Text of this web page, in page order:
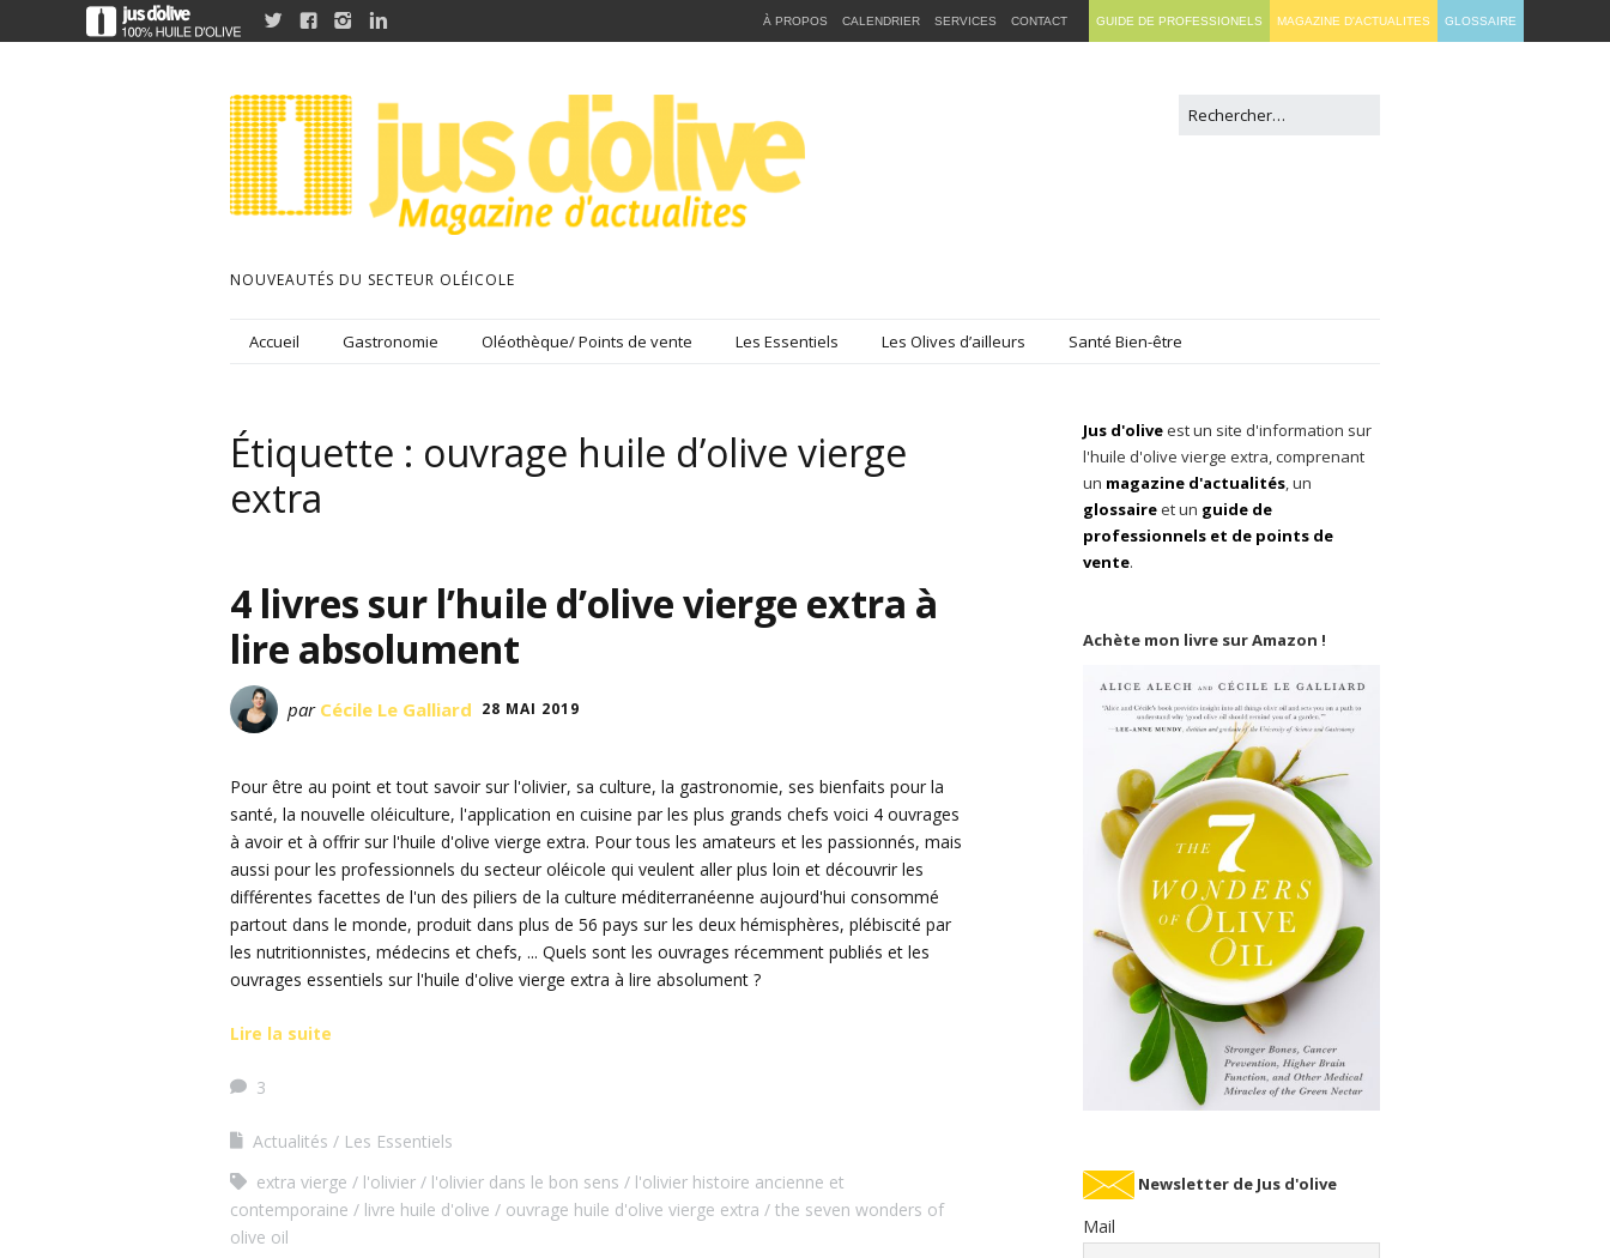
NOUVEAUTÉS DU SECTEUR OLÉICOLE
Accueil Gastronomie Oléothèque/ Points de vente Les Essentiels Les Olives d’ailleurs Santé Bien-être
Étiquette : ouvrage huile d’olive vierge
extra
4 livres sur l’huile d’olive vierge extra à
lire absolument
par Cécile Le Galliard 28 MAI 2019
Pour être au point et tout savoir sur l'olivier, sa culture, la gastronomie, ses bienfaits pour la
santé, la nouvelle oléiculture, l'application en cuisine par les plus grands chefs voici 4 ouvrages
à avoir et à offrir sur l'huile d'olive vierge extra. Pour tous les amateurs et les passionnés, mais
aussi pour les professionnels du secteur oléicole qui veulent aller plus loin et découvrir les
différentes facettes de l'un des piliers de la culture méditerranéenne aujourd'hui consommé
partout dans le monde, produit dans plus de 56 pays sur les deux hémisphères, plébiscité par
les nutritionnistes, médecins et chefs, ... Quels sont les ouvrages récemment publiés et les
ouvrages essentiels sur l'huile d'olive vierge extra à lire absolument ?
Lire la suite
3
Actualités
Les Essentiels
extra vierge
l'olivier l'olivier dans le bon sens
l'olivier histoire ancienne et
contemporaine
livre huile d'olive ouvrage huile d'olive vierge extra
the seven wonders of
olive oil
Jus d'oliveest un site d'information sur
l'huile d'olive vierge extra, comprenant
un magazine d'actualités, un
glossaireet un guide de
professionnels et de points de
vente.
Achète mon livre sur Amazon !
Newsletter de Jus d'olive
Mail
    GUIDE DE PROFESSIONELS MAGAZINE D'ACTUALITES GLOSSAIRE
À PROPOS CALENDRIER SERVICES CONTACT